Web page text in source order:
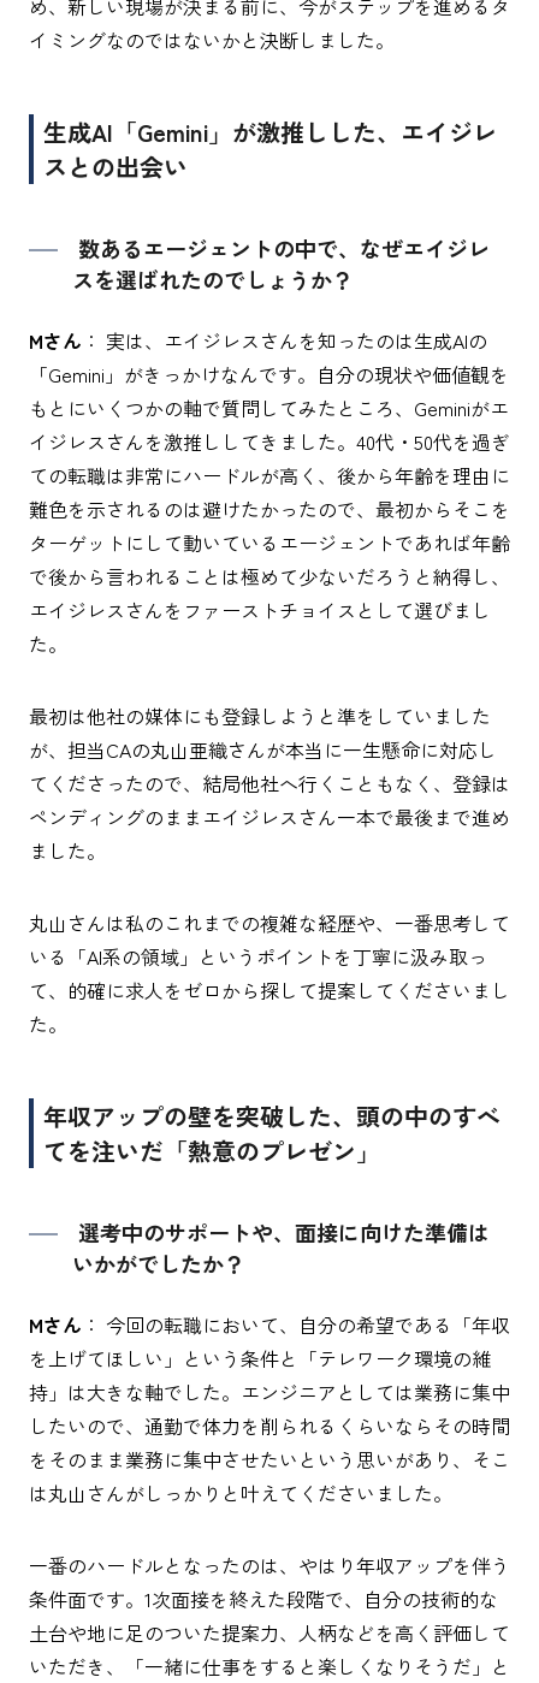
め、新しい現場が決まる前に、今がステップを進めるタ
イミングなのではないかと決断しました。
生成AI「Gemini」が激推しした、エイジレ
スとの出会い
数あるエージェントの中で、なぜエイジレ
スを選ばれたのでしょうか？
Mさん ： 実は、エイジレスさんを知ったのは生成AIの
「Gemini」がきっかけなんです。自分の現状や価値観を
もとにいくつかの軸で質問してみたところ、Geminiがエ
イジレスさんを激推ししてきました。40代・50代を過ぎ
ての転職は非常にハードルが高く、後から年齢を理由に
難色を示されるのは避けたかったので、最初からそこを
ターゲットにして動いているエージェントであれば年齢
で後から言われることは極めて少ないだろうと納得し、
エイジレスさんをファーストチョイスとして選びまし
た。
最初は他社の媒体にも登録しようと準をしていました
が、担当CAの丸山亜織さんが本当に一生懸命に対応し
てくださったので、結局他社へ行くこともなく、登録は
ペンディングのままエイジレスさん一本で最後まで進め
ました。
丸山さんは私のこれまでの複雑な経歴や、一番思考して
いる「AI系の領域」というポイントを丁寧に汲み取っ
て、的確に求人をゼロから探して提案してくださいまし
た。
年収アップの壁を突破した、頭の中のすべ
てを注いだ「熱意のプレゼン」
選考中のサポートや、面接に向けた準備は
いかがでしたか？
Mさん ： 今回の転職において、自分の希望である「年収
を上げてほしい」という条件と「テレワーク環境の維
持」は大きな軸でした。エンジニアとしては業務に集中
したいので、通勤で体力を削られるくらいならその時間
をそのまま業務に集中させたいという思いがあり、そこ
は丸山さんがしっかりと叶えてくださいました。
一番のハードルとなったのは、やはり年収アップを伴う
条件面です。1次面接を終えた段階で、自分の技術的な
土台や地に足のついた提案力、人柄などを高く評価して
いただき、「一緒に仕事をすると楽しくなりそうだ」と